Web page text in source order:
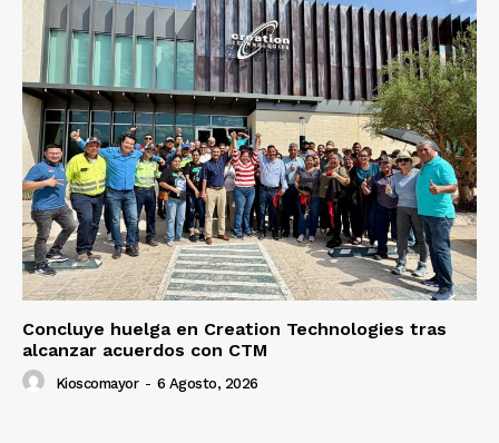
Concluye huelga en Creation Technologies tras
alcanzar acuerdos con CTM
Kioscomayor - 6 Agosto, 2026